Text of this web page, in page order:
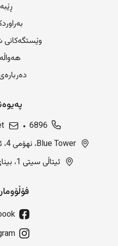
6896
Blue Tower، نهۆمی 4، ئۆفیسی 407، بەغدا، عێراق
ئیتاڵی سیتی 1، بینای 130 هەولێر، عێراق